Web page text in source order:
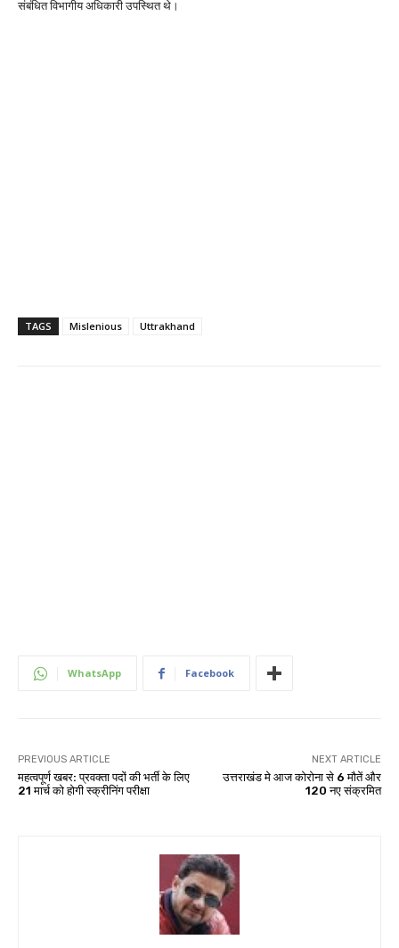
संबंधित विभागीय अधिकारी उपस्थित थे।
TAGS Mislenious Uttrakhand
WhatsApp Facebook
PREVIOUS ARTICLE
महत्वपूर्ण खबर: प्रवक्ता पदों की भर्ती के लिए
21 मार्च को होगी स्क्रीनिंग परीक्षा
NEXT ARTICLE
उत्तराखंड मे आज कोरोना से 6 मौतें और
120 नए संक्रमित